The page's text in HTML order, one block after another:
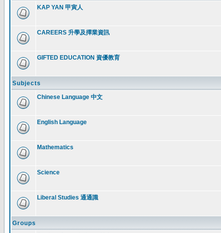
KAP YAN 甲寅人
CAREERS 升學及擇業資訊
GIFTED EDUCATION 資優教育
Subjects
Chinese Language 中文
English Language
Mathematics
Science
Liberal Studies 通通識
Groups